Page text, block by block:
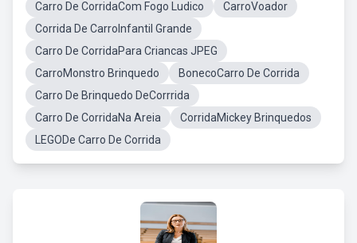
Carro De CorridaCom Fogo Ludico
CarroVoador
Corrida De CarroInfantil Grande
Carro De CorridaPara Criancas JPEG
CarroMonstro Brinquedo
BonecoCarro De Corrida
Carro De Brinquedo DeCorrrida
Carro De CorridaNa Areia
CorridaMickey Brinquedos
LEGODe Carro De Corrida